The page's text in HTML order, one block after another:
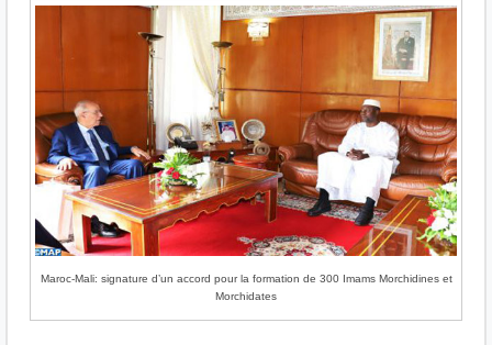
Maroc-Mali: signature d’un accord pour la formation de 300 Imams Morchidines et
Morchidates